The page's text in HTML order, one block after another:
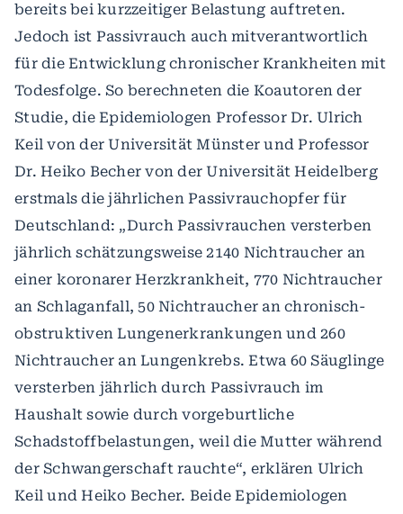
bereits bei kurzzeitiger Belastung auftreten.
Jedoch ist Passivrauch auch mitverantwortlich
für die Entwicklung chronischer Krankheiten mit
Todesfolge. So berechneten die Koautoren der
Studie, die Epidemiologen Professor Dr. Ulrich
Keil von der Universität Münster und Professor
Dr. Heiko Becher von der Universität Heidelberg
erstmals die jährlichen Passivrauchopfer für
Deutschland: „Durch Passivrauchen versterben
jährlich schätzungsweise 2140 Nichtraucher an
einer koronarer Herzkrankheit, 770 Nichtraucher
an Schlaganfall, 50 Nichtraucher an chronisch-
obstruktiven Lungenerkrankungen und 260
Nichtraucher an Lungenkrebs. Etwa 60 Säuglinge
versterben jährlich durch Passivrauch im
Haushalt sowie durch vorgeburtliche
Schadstoffbelastungen, weil die Mutter während
der Schwangerschaft rauchte“, erklären Ulrich
Keil und Heiko Becher. Beide Epidemiologen